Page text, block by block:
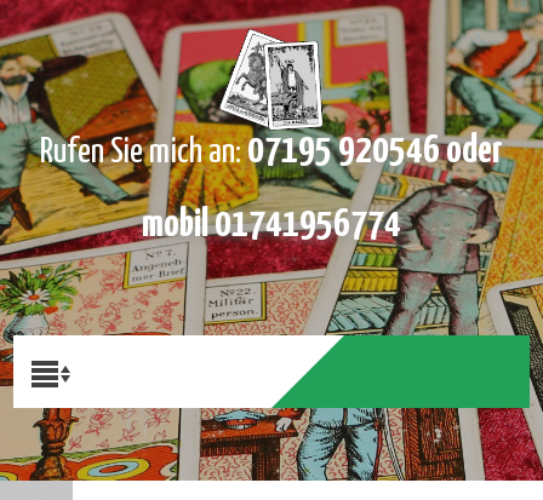
Rufen Sie mich an:07195 920546 oder
mobil 01741956774